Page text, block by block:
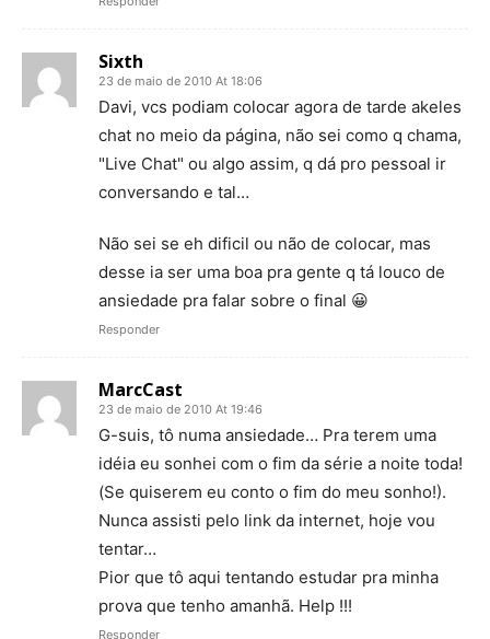
Sixth
23 de maio de 2010 At 18:06
Davi, vcs podiam colocar agora de tarde akeles
chat no meio da página, não sei como q chama,
"Live Chat" ou algo assim, q dá pro pessoal ir
conversando e tal…
Não sei se eh dificil ou não de colocar, mas
desse ia ser uma boa pra gente q tá louco de
ansiedade pra falar sobre o final 😀
Responder
MarcCast
23 de maio de 2010 At 19:46
G-suis, tô numa ansiedade… Pra terem uma
idéia eu sonhei com o fim da série a noite toda!
(Se quiserem eu conto o fim do meu sonho!).
Nunca assisti pelo link da internet, hoje vou
tentar…
Pior que tô aqui tentando estudar pra minha
prova que tenho amanhã. Help !!!
Responder